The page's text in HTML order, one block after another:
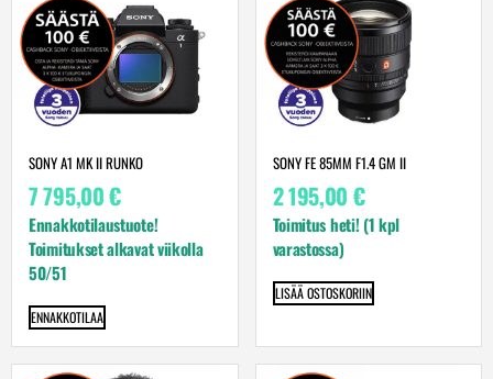
SONY A1 MK II RUNKO
7 795,00€
Ennakkotilaustuote!
Toimitukset alkavat viikolla
50/51
ENNAKKOTILAA
SONY FE 85MM F1.4 GM II
2 195,00 €
Toimitus heti! (1 kpl
varastossa)
LISÄÄ OSTOSKORIIN